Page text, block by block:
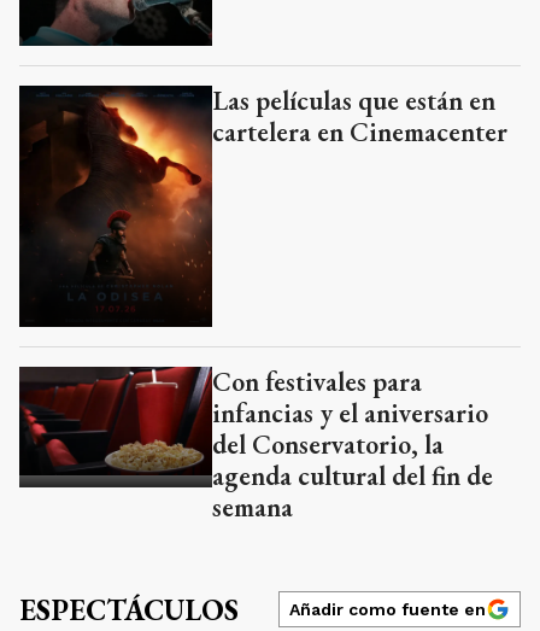
Las películas que están en
cartelera en Cinemacenter
Con festivales para
infancias y el aniversario
del Conservatorio, la
agenda cultural del fin de
semana
ESPECTÁCULOS Añadir como fuente en